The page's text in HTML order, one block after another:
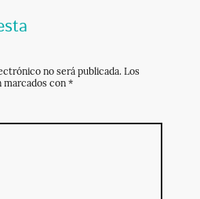
no será publicada. Los
marcados con *